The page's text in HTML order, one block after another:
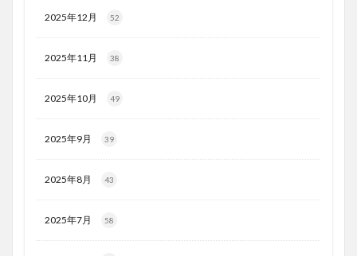
2025年12月 52
2025年11月 38
2025年10月 49
2025年9月 39
2025年8月 43
2025年7月 58